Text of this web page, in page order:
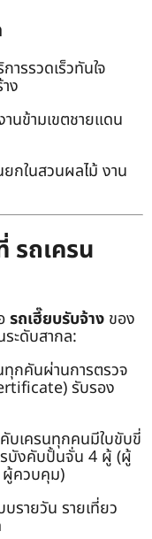
ารรวดเร็วทันใจ
ง
นข้ามเขตชายแดน
ยกในสวนผลไม้ งาน
รถเครน
รถเฮี๊ยบรับจ้าง ของ
ระดับสากล:
ทุกคันผ่านการตรวจ
รับรอง
บเครนทุกคนมีใบขับขี่
รบังคับปั้นจั่น 4 ผู้ (ผู้
ควบคุม)
บรายวัน รายเที่ยว